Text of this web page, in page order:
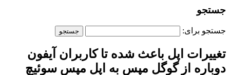
جستجو
جستجو برای:
تغییرات اپل باعث شده تا کاربران آیفون
دوباره از گوگل مپس به اپل مپس سوئیچ